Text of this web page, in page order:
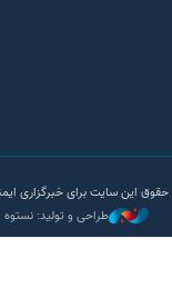
حقوق این سایت برای خبرگزاری
طراحی و تولید: نستوه